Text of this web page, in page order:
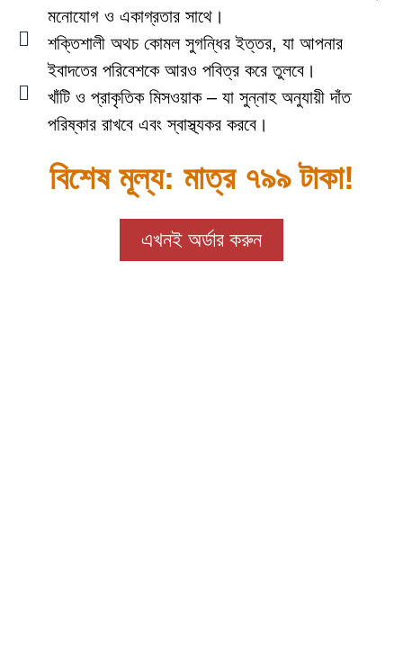
মনোযোগ ও একাগ্রতার সাথে।
শক্তিশালী অথচ কোমল সুগন্ধির ইত্তর, যা আপনার
ইবাদতের পরিবেশকে আরও পবিত্র করে তুলবে।
খাঁটি ও প্রাকৃতিক মিসওয়াক – যা সুন্নাহ অনুযায়ী দাঁত
পরিষ্কার রাখবে এবং স্বাস্থ্যকর করবে।
বিশেষ মূল্য: মাত্র ৭৯৯ টাকা!
এখনই অর্ডার করুন